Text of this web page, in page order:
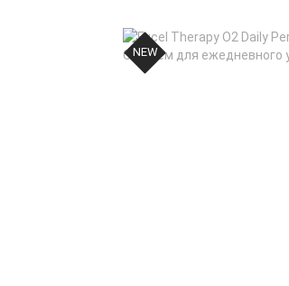
NEW